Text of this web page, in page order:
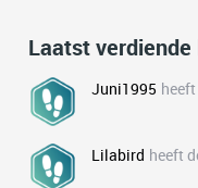
Laatst verdiende
Juni1995
Lilabird heeft